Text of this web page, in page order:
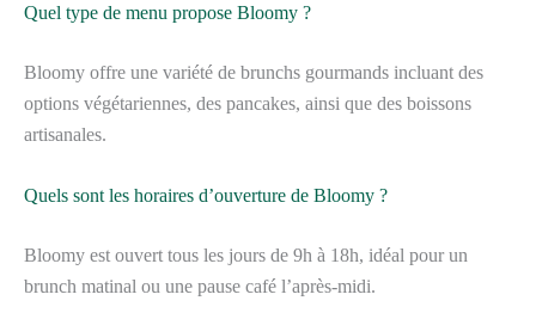
Quel type de menu propose Bloomy ?
Bloomy offre une variété de brunchs gourmands incluant des
options végétariennes, des pancakes, ainsi que des boissons
artisanales.
Quels sont les horaires d’ouverture de Bloomy ?
Bloomy est ouvert tous les jours de 9h à 18h, idéal pour un
brunch matinal ou une pause café l’après-midi.